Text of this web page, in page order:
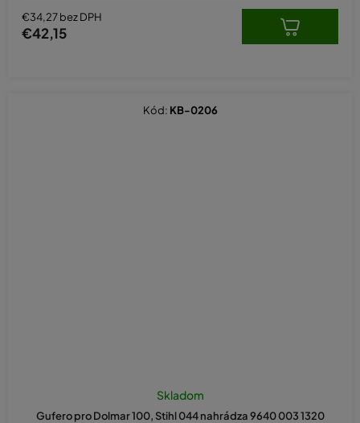
€34,27 bez DPH
€42,15
Gufero pro Dolmar 100, Stihl 044 nahrádza 9640 003 1320
Skladom
Kód: KB-0206